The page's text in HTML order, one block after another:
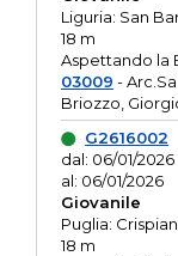
Liguria: San
18 m
Aspettando la
03009 -
Briozzo,
G2616002
dal: 06/01/2026
al: 06/01/2026
Giovanile
Puglia:
18 m